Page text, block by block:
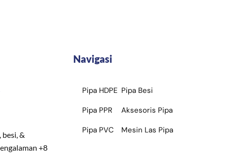
&
+8
Navigasi
Pipa HDPE
Pipa PPR
Pipa PVC
Pipa Besi
Aksesoris Pipa
Mesin Las Pipa